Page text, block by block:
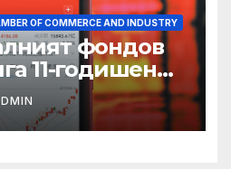
OF COMMERCE AND INDUSTRY
фондов
11-годишен